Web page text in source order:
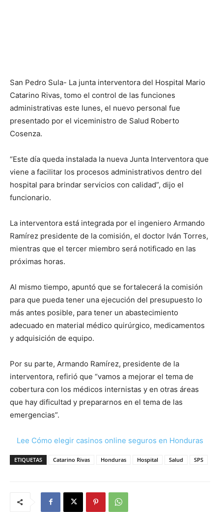
San Pedro Sula- La junta interventora del Hospital Mario
Catarino Rivas, tomo el control de las funciones
administrativas este lunes, el nuevo personal fue
presentado por el viceministro de Salud Roberto
Cosenza.
“Este día queda instalada la nueva Junta Interventora que
viene a facilitar los procesos administrativos dentro del
hospital para brindar servicios con calidad”, dijo el
funcionario.
La interventora está integrada por el ingeniero Armando
Ramírez presidente de la comisión, el doctor Iván Torres,
mientras que el tercer miembro será notificado en las
próximas horas.
Al mismo tiempo, apuntó que se fortalecerá la comisión
para que pueda tener una ejecución del presupuesto lo
más antes posible, para tener un abastecimiento
adecuado en material médico quirúrgico, medicamentos
y adquisición de equipo.
Por su parte, Armando Ramírez, presidente de la
interventora, refirió que “vamos a mejorar el tema de
cobertura con los médicos internistas y en otras áreas
que hay dificultad y prepararnos en el tema de las
emergencias”.
Lee Cómo elegir casinos online seguros en Honduras
ETIQUETAS Catarino Rivas Honduras Hospital Salud SPS